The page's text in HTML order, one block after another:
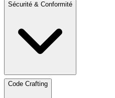
Sécurité & Conformité
Code Crafting